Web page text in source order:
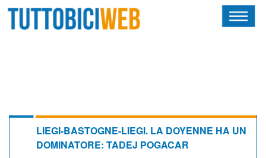
CALENDARIO
LIEGI-BASTOGNE-LIEGI. LA DOYENNE HA UN
DOMINATORE: TADEJ POGACAR